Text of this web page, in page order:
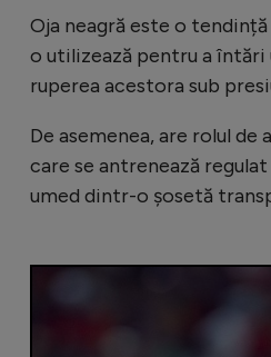
Oja neagră este o
o utilizează pentru a întări
ruperea acestora sub
De asemenea, are rolul
care se antrenează
umed dintr-o șosetă